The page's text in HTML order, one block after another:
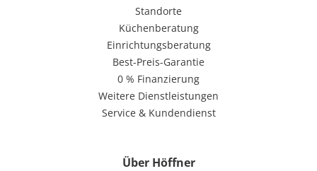
Standorte
Küchenberatung
Einrichtungsberatung
Best-Preis-Garantie
0 % Finanzierung
Weitere Dienstleistungen
Service & Kundendienst
Über Höffner